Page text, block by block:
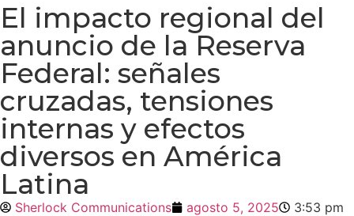
El impacto regional del
anuncio de la Reserva
Federal: señales
cruzadas, tensiones
internas y efectos
diversos en América
Latina
Sherlock Communications agosto 5, 2025
3:53 pm